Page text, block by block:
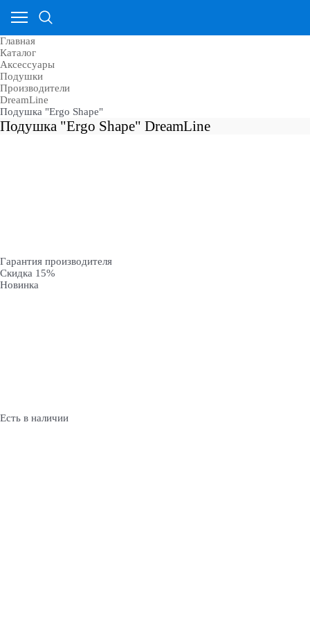
Главная
Каталог
Аксессуары
Подушки
Производители
DreamLine
Подушка "Ergo Shape"
Подушка "Ergo Shape" DreamLine
Гарантия производителя
Скидка 15%
Новинка
Есть в наличии